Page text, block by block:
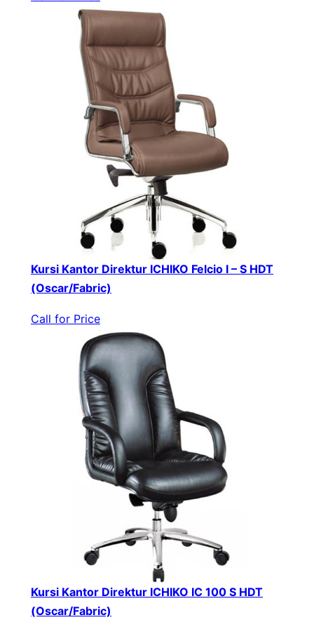
Kursi Kantor Direktur ICHIKO Felcio I – S HDT
(Oscar/Fabric)
Call for Price
Kursi Kantor Direktur ICHIKO IC 100 S HDT
(Oscar/Fabric)